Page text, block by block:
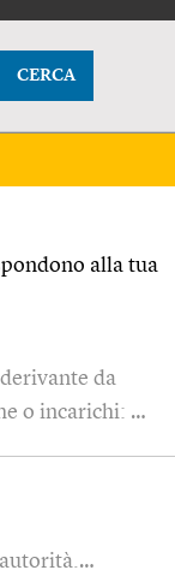
CERCA
alla tua
da
o incarichi: …